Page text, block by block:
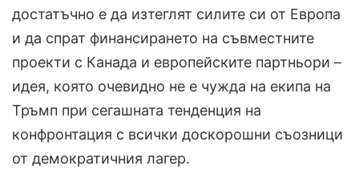
достатъчно е да изтеглят силите си от Европа
и да спрат финансирането на съвместните
проекти с Канада и европейските партньори –
идея, която очевидно не е чужда на екипа на
Тръмп при сегашната тенденция на
конфронтация с всички доскорошни съозници
от демократичния лагер.